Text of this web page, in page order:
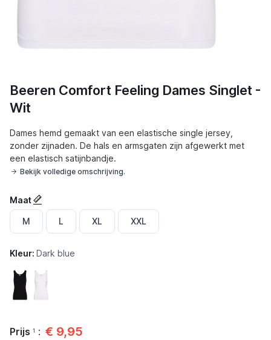
Beeren Comfort Feeling Dames Singlet -
Wit
Dames hemd gemaakt van een elastische single jersey,
zonder zijnaden. De hals en armsgaten zijn afgewerkt met
een elastisch satijnbandje.
Bekijk volledige omschrijving.
Maat
M L XL XXL
Kleur: Dark blue
Zwart
Prijs 1 : € 9,95